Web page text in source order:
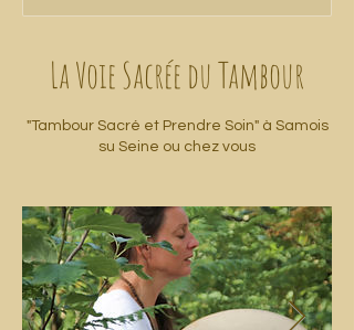
La Voie Sacrée du Tambour
"Tambour Sacré et Prendre Soin" à Samois
su Seine ou chez vous